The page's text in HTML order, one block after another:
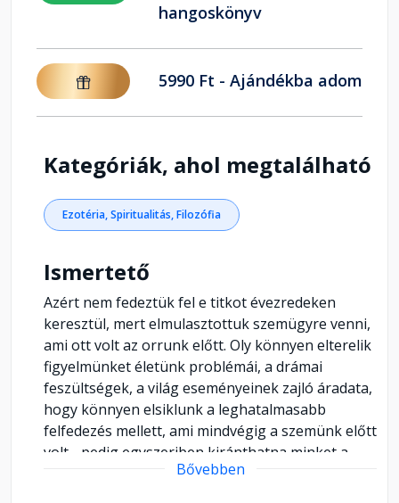
hangoskönyv
5990 Ft - Ajándékba adom
Kategóriák, ahol megtalálható
Ezotéria, Spiritualitás, Filozófia
Ismertető
Azért nem fedeztük fel e titkot évezredeken
keresztül, mert elmulasztottuk szemügyre venni,
ami ott volt az orrunk előtt. Oly könnyen elterelik
figyelmünket életünk problémái, a drámai
feszültségek, a világ eseményeinek zajló áradata,
hogy könnyen elsiklunk a leghatalmasabb
felfedezés mellett, ami mindvégig a szemünk előtt
volt - pedig egyszeriben kiránthatna minket a
szenvedés mocsarából, s örök boldogságunk
Bővebben